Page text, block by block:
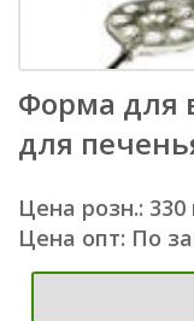
Форма для
для
Цена розн.: 330
Цена опт: По